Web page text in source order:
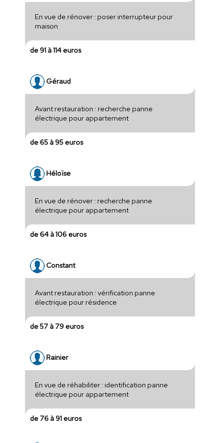
En vue de rénover : poser interrupteur pour
maison
de 91 à 114 euros
Géraud
Avant restauration : recherche panne
électrique pour appartement
de 65 à 95 euros
Héloïse
En vue de rénover : recherche panne
électrique pour appartement
de 64 à 106 euros
Constant
Avant restauration : vérification panne
électrique pour résidence
de 57 à 79 euros
Rainier
En vue de réhabiliter : identification panne
électrique pour appartement
de 76 à 91 euros